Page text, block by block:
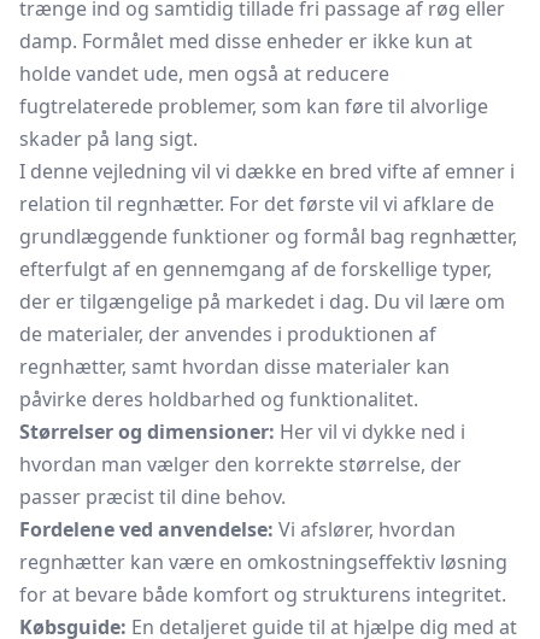
trænge ind og samtidig tillade fri passage af røg eller
damp. Formålet med disse enheder er ikke kun at
holde vandet ude, men også at reducere
fugtrelaterede problemer, som kan føre til alvorlige
skader på lang sigt.
I denne vejledning vil vi dække en bred vifte af emner i
relation til regnhætter. For det første vil vi afklare de
grundlæggende funktioner og formål bag regnhætter,
efterfulgt af en gennemgang af de forskellige typer,
der er tilgængelige på markedet i dag. Du vil lære om
de materialer, der anvendes i produktionen af
regnhætter, samt hvordan disse materialer kan
påvirke deres holdbarhed og funktionalitet.
Størrelser og dimensioner: Her vil vi dykke ned i
hvordan man vælger den korrekte størrelse, der
passer præcist til dine behov.
Fordelene ved anvendelse: Vi afslører, hvordan
regnhætter kan være en omkostningseffektiv løsning
for at bevare både komfort og strukturens integritet.
Købsguide: En detaljeret guide til at hjælpe dig med at